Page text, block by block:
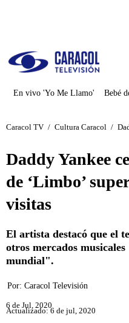
En vivo 'Yo Me Llamo' Bebé
Caracol TV / Cultura Caracol /
Daddy Yankee
de ‘Limbo’
visitas
El artista destacó que el
otros mercados
mundial".
Por: Caracol Televisión
6 de Jul, 2020
Actualizado: 6 de jul, 2020